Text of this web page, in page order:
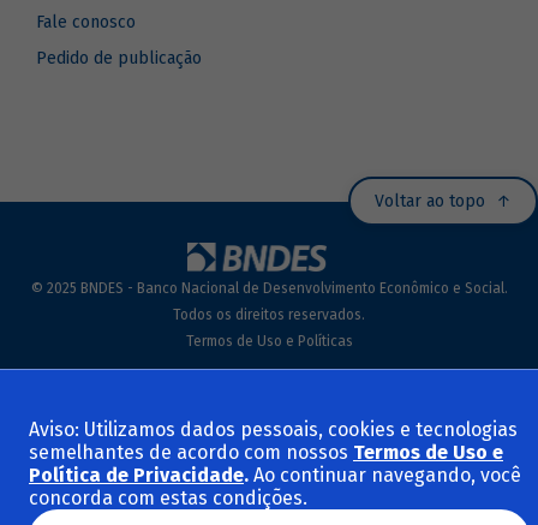
Fale conosco
Pedido de publicação
Voltar ao topo
© 2025 BNDES - Banco Nacional de Desenvolvimento Econômico e Social.
Todos os direitos reservados.
Termos de Uso e Políticas
Aviso: Utilizamos dados pessoais, cookies e tecnologias
semelhantes de acordo com nossos Termos de Uso e
Política de Privacidade. Ao continuar navegando, você
concorda com estas condições.